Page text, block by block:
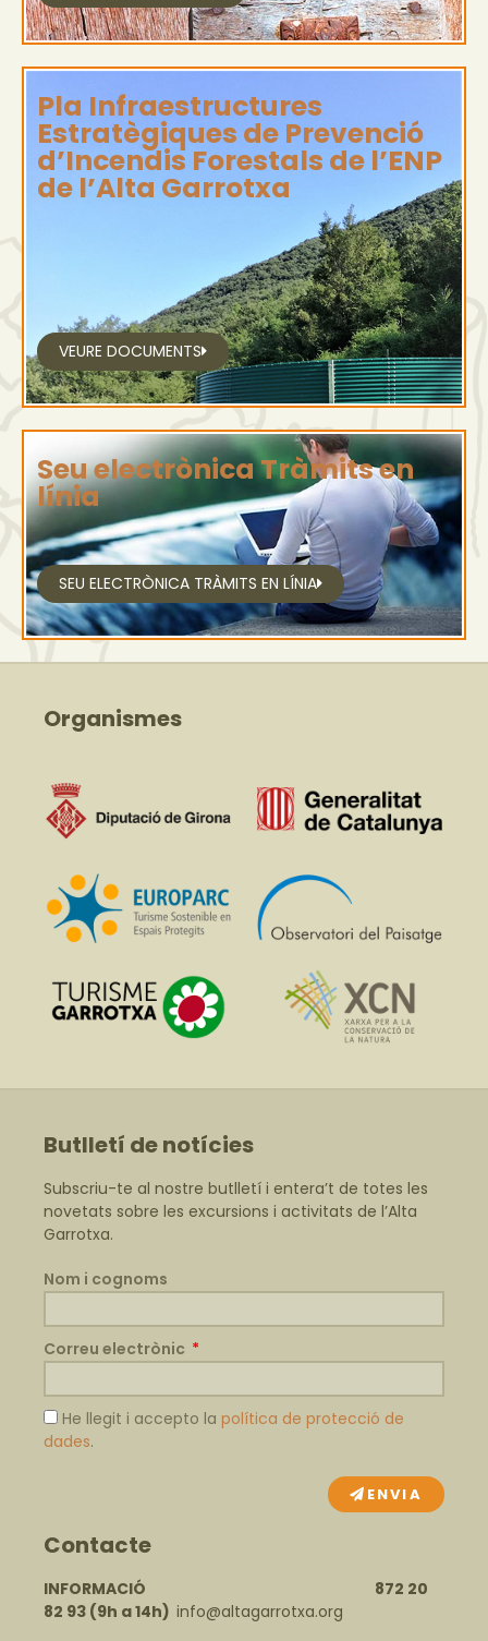
Pla Infraestructures
Estratègiques de Prevenció
d’Incendis Forestals de l’ENP
de l’Alta Garrotxa
VEURE DOCUMENTS
Seu electrònica Tràmits en
línia
SEU ELECTRÒNICA TRÀMITS EN LÍNIA
Organismes
Butlletí de notícies
Subscriu-te al nostre butlletí i entera’t de totes les
novetats sobre les excursions i activitats de l’Alta
Garrotxa.
Nom i cognoms
Correu electrònic
He llegit i accepto la política de protecció de
dades.
ENVIA
Contacte
INFORMACIÓ 872 20
82 93 (9h a 14h) info@altagarrotxa.org